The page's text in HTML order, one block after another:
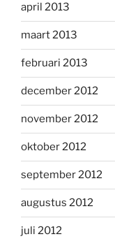
april 2013
maart 2013
februari 2013
december 2012
november 2012
oktober 2012
september 2012
augustus 2012
juli 2012